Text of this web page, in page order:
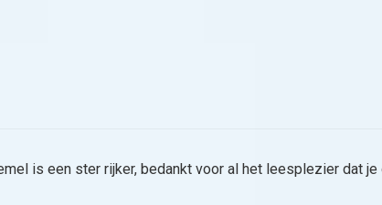
is een ster rijker, bedankt voor al het leesplezier dat